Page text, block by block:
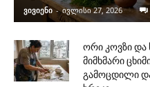
ვივიენი - ივლისი 27, 2026
ორი კოვზი და
მიმხმარი
გამოცდილი